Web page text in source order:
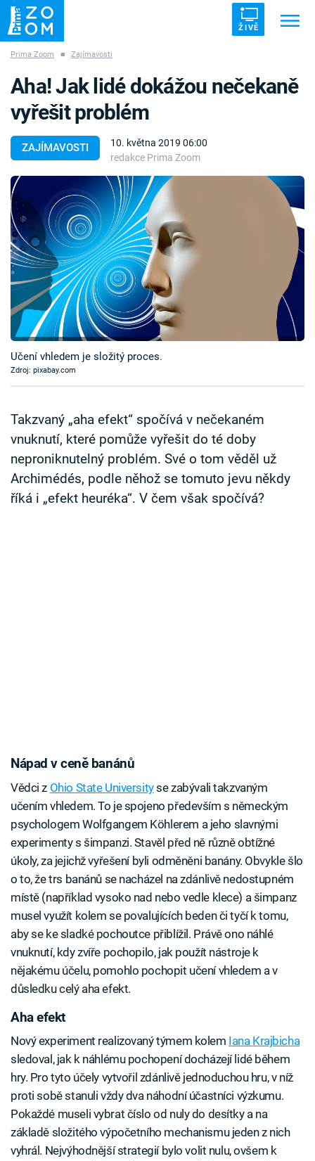
ŽIVĚ
ZÁHADY VETŘELCI DÁVNOVĚKU
Témata
Pořady
TV Program
Časopis
Sledujte prima+
Sledujte nás
Prima Zoom ■ Zajímavosti
ZAJÍMAVOSTI
10. května 2019 06:00
redakce Prima Zoom
Aha! Jak lidé dokážou nečekaně
vyřešit problém
Učení vhledem je složitý proces.
Zdroj: pixabay.com
Takzvaný „aha efekt“ spočívá v nečekaném
vnuknutí, které pomůže vyřešit do té doby
neproniknutelný problém. Své o tom věděl už
Archimédés, podle něhož se tomuto jevu někdy
říká i „efekt heuréka“. V čem však spočívá?
Nápad v ceně banánů
Vědci z Ohio State Universityse zabývali takzvaným
učením vhledem. To je spojeno především s německým
psychologem Wolfgangem Köhlerem a jeho slavnými
experimenty s šimpanzi. Stavěl před ně různě obtížné
úkoly, za jejichž vyřešení byli odměněni banány. Obvykle šlo
o to, že trs banánů se nacházel na zdánlivě nedostupném
místě (například vysoko nad nebo vedle klece) a šimpanz
musel využít kolem se povalujících beden či tyčí k tomu,
aby se ke sladké pochoutce přiblížil. Právě ono náhlé
vnuknutí, kdy zvíře pochopilo, jak použít nástroje k
nějakému účelu, pomohlo pochopit učení vhledem a v
důsledku celý aha efekt.
Aha efekt
Nový experiment realizovaný týmem kolem Iana Krajbicha
sledoval, jak k náhlému pochopení docházejí lidé během
hry. Pro tyto účely vytvořil zdánlivě jednoduchou hru, v níž
proti sobě stanuli vždy dva náhodní účastníci výzkumu.
Pokaždé museli vybrat číslo od nuly do desítky a na
základě složitého výpočetního mechanismu jeden z nich
vyhrál. Nejvýhodnější strategií bylo volit nulu, ovšem k